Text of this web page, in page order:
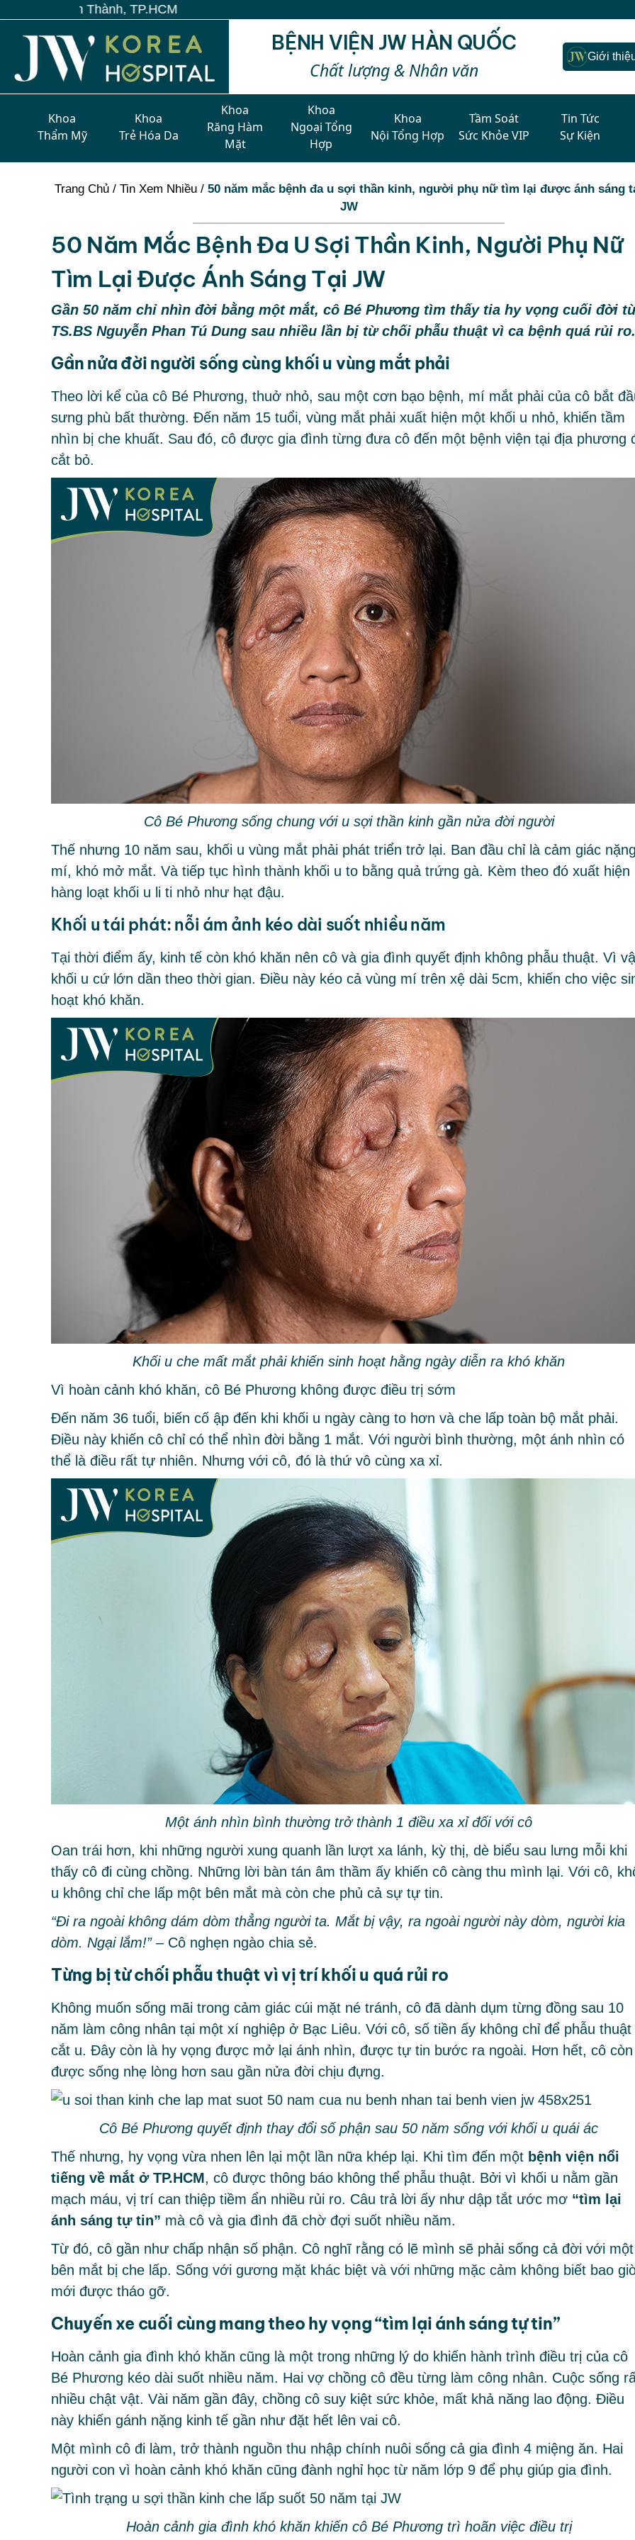
BỆNH VIỆN JW HÀN QUỐC
Chất lượng & Nhân văn
Giới
Khoa
Thẩm Mỹ
Khoa
Trẻ Hóa Da
Khoa
Răng Hàm
Mặt
Khoa
Ngoại Tổng
Hợp
Khoa
Nội Tổng Hợp
Tầm Soát
Sức Khỏe VIP
Tin Tức
Sự Kiện
Trang Chủ / Tin Xem Nhiều / 50 năm mắc bệnh đa u sợi thần kinh, người phụ nữ tìm lại được ánh sáng
JW
50 Năm Mắc Bệnh Đa U Sợi Thần Kinh, Người Phụ Nữ
Tìm Lại Được Ánh Sáng Tại JW
Gần 50 năm chỉ nhìn đời bằng một mắt, cô Bé Phương tìm thấy tia hy vọng cuối đời
TS.BS Nguyễn Phan Tú Dung sau nhiều lần bị từ chối phẫu thuật vì ca bệnh quá rủi
Gần nửa đời người sống cùng khối u vùng mắt phải
Theo lời kể của cô Bé Phương, thuở nhỏ, sau một cơn bạo bệnh, mí mắt phải của cô bắt
sưng phù bất thường. Đến năm 15 tuổi, vùng mắt phải xuất hiện một khối u nhỏ, khiến tầm
nhìn bị che khuất. Sau đó, cô được gia đình từng đưa cô đến một bệnh viện tại địa phương
cắt bỏ.
Cô Bé Phương sống chung với u sợi thần kinh gần nửa đời người
Thế nhưng 10 năm sau, khối u vùng mắt phải phát triển trở lại. Ban đầu chỉ là cảm giác
mí, khó mở mắt. Và tiếp tục hình thành khối u to bằng quả trứng gà. Kèm theo đó xuất hiện
hàng loạt khối u li ti nhỏ như hạt đậu.
Khối u tái phát: nỗi ám ảnh kéo dài suốt nhiều năm
Tại thời điểm ấy, kinh tế còn khó khăn nên cô và gia đình quyết định không phẫu thuật. Vì
khối u cứ lớn dần theo thời gian. Điều này kéo cả vùng mí trên xệ dài 5cm, khiến cho việc
hoạt khó khăn.
Khối u che mất mắt phải khiến sinh hoạt hằng ngày diễn ra khó khăn
Vì hoàn cảnh khó khăn, cô Bé Phương không được điều trị sớm
Đến năm 36 tuổi, biến cố ập đến khi khối u ngày càng to hơn và che lấp toàn bộ mắt phải.
Điều này khiến cô chỉ có thể nhìn đời bằng 1 mắt. Với người bình thường, một ánh nhìn có
thể là điều rất tự nhiên. Nhưng với cô, đó là thứ vô cùng xa xỉ.
Một ánh nhìn bình thường trở thành 1 điều xa xỉ đối với cô
Oan trái hơn, khi những người xung quanh lần lượt xa lánh, kỳ thị, dè biểu sau lưng mỗi khi
thấy cô đi cùng chồng. Những lời bàn tán âm thầm ấy khiến cô càng thu mình lại. Với cô,
u không chỉ che lấp một bên mắt mà còn che phủ cả sự tự tin.
“Đi ra ngoài không dám dòm thẳng người ta. Mắt bị vậy, ra ngoài người này dòm, người kia
dòm. Ngại lắm!”– Cô nghẹn ngào chia sẻ.
Từng bị từ chối phẫu thuật vì vị trí khối u quá rủi ro
Không muốn sống mãi trong cảm giác cúi mặt né tránh, cô đã dành dụm từng đồng sau 10
năm làm công nhân tại một xí nghiệp ở Bạc Liêu. Với cô, số tiền ấy không chỉ để phẫu thuật
cắt u. Đây còn là hy vọng được mở lại ánh nhìn, được tự tin bước ra ngoài. Hơn hết, cô còn
được sống nhẹ lòng hơn sau gần nửa đời chịu đựng.
Cô Bé Phương quyết định thay đổi số phận sau 50 năm sống với khối u quái ác
Thế nhưng, hy vọng vừa nhen lên lại một lần nữa khép lại. Khi tìm đến một bệnh viện nổi
tiếng về mắt ở TP.HCM, cô được thông báo không thể phẫu thuật. Bởi vì khối u nằm gần
mạch máu, vị trí can thiệp tiềm ẩn nhiều rủi ro. Câu trả lời ấy như dập tắt ước mơ “tìm lại
ánh sáng tự tin” mà cô và gia đình đã chờ đợi suốt nhiều năm.
Từ đó, cô gần như chấp nhận số phận. Cô nghĩ rằng có lẽ mình sẽ phải sống cả đời với một
bên mắt bị che lấp. Sống với gương mặt khác biệt và với những mặc cảm không biết bao
mới được tháo gỡ.
Chuyến xe cuối cùng mang theo hy vọng “tìm lại ánh sáng tự tin”
Hoàn cảnh gia đình khó khăn cũng là một trong những lý do khiến hành trình điều trị của cô
Bé Phương kéo dài suốt nhiều năm. Hai vợ chồng cô đều từng làm công nhân. Cuộc sống
nhiều chật vật. Vài năm gần đây, chồng cô suy kiệt sức khỏe, mất khả năng lao động. Điều
này khiến gánh nặng kinh tế gần như đặt hết lên vai cô.
Một mình cô đi làm, trở thành nguồn thu nhập chính nuôi sống cả gia đình 4 miệng ăn. Hai
người con vì hoàn cảnh khó khăn cũng đành nghỉ học từ năm lớp 9 để phụ giúp gia đình.
Hoàn cảnh gia đình khó khăn khiến cô Bé Phương trì hoãn việc điều trị